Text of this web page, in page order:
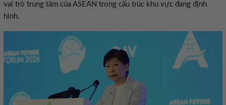
vai trò trung tâm của ASEAN trong cấu trúc khu vực đang định
hình.